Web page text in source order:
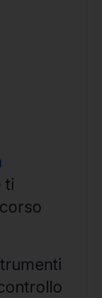
ti